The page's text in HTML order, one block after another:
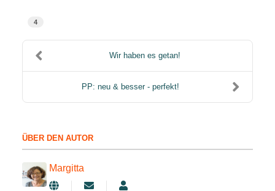
4
Wir haben es getan!
PP: neu & besser - perfekt!
ÜBER DEN AUTOR
Margitta
Updates abonnieren
Margitta